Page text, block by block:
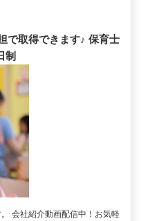
で取得できます♪ 保育士
制
会社紹介動画配信中！お気軽